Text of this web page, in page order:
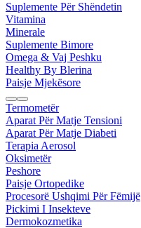
Suplemente Për Shëndetin
Vitamina
Minerale
Suplemente Bimore
Omega & Vaj Peshku
Healthy By Blerina
Paisje Mjekësore
Termometër
Aparat Për Matje Tensioni
Aparat Për Matje Diabeti
Terapia Aerosol
Oksimetër
Peshore
Paisje Ortopedike
Procesorë Ushqimi Për Fëmijë
Pickimi I Insekteve
Dermokozmetika